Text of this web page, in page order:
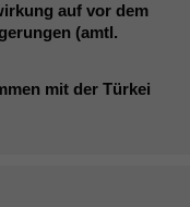
auf vor dem
(amtl.
mit der Türkei
auf.